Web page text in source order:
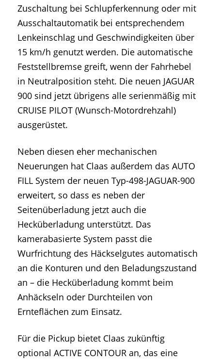
Zuschaltung bei Schlupferkennung oder mit
Ausschaltautomatik bei entsprechendem
Lenkeinschlag und Geschwindigkeiten über
15 km/h genutzt werden. Die automatische
Feststellbremse greift, wenn der Fahrhebel
in Neutralposition steht. Die neuen JAGUAR
900 sind jetzt übrigens alle serienmäßig mit
CRUISE PILOT (Wunsch-Motordrehzahl)
ausgerüstet.
Neben diesen eher mechanischen
Neuerungen hat Claas außerdem das AUTO
FILL System der neuen Typ-498-JAGUAR-900
erweitert, so dass es neben der
Seitenüberladung jetzt auch die
Hecküberladung unterstützt. Das
kamerabasierte System passt die
Wurfrichtung des Häckselgutes automatisch
an die Konturen und den Beladungszustand
an – die Hecküberladung kommt beim
Anhäckseln oder Durchteilen von
Ernteflächen zum Einsatz.
Für die Pickup bietet Claas zukünftig
optional ACTIVE CONTOUR an, das eine